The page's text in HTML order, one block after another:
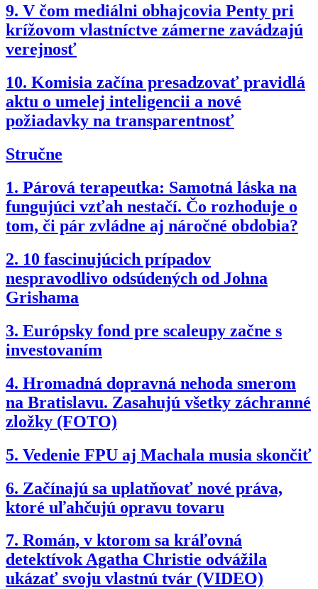
9. V čom mediálni obhajcovia Penty pri
krížovom vlastníctve zámerne zavádzajú
verejnosť
10. Komisia začína presadzovať pravidlá
aktu o umelej inteligencii a nové
požiadavky na transparentnosť
Stručne
1. Párová terapeutka: Samotná láska na
fungujúci vzťah nestačí. Čo rozhoduje o
tom, či pár zvládne aj náročné obdobia?
2. 10 fascinujúcich prípadov
nespravodlivo odsúdených od Johna
Grishama
3. Európsky fond pre scaleupy začne s
investovaním
4. Hromadná dopravná nehoda smerom
na Bratislavu. Zasahujú všetky záchranné
zložky (FOTO)
5. Vedenie FPU aj Machala musia skončiť
6. Začínajú sa uplatňovať nové práva,
ktoré uľahčujú opravu tovaru
7. Román, v ktorom sa kráľovná
detektívok Agatha Christie odvážila
ukázať svoju vlastnú tvár (VIDEO)